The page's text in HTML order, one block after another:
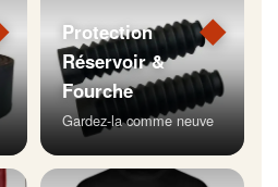
◆
Protection
Réservoir &
Fourche
Gardez-la comme neuve